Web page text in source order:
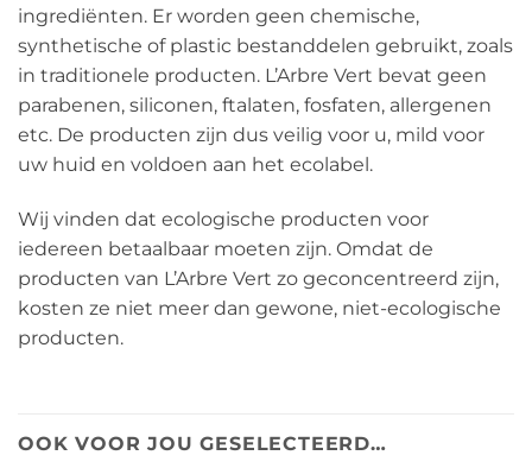
ingrediënten. Er worden geen chemische,
synthetische of plastic bestanddelen gebruikt, zoals
in traditionele producten. L’Arbre Vert bevat geen
parabenen, siliconen, ftalaten, fosfaten, allergenen
etc. De producten zijn dus veilig voor u, mild voor
uw huid en voldoen aan het ecolabel.
Wij vinden dat ecologische producten voor
iedereen betaalbaar moeten zijn. Omdat de
producten van L’Arbre Vert zo geconcentreerd zijn,
kosten ze niet meer dan gewone, niet-ecologische
producten.
OOK VOOR JOU GESELECTEERD…